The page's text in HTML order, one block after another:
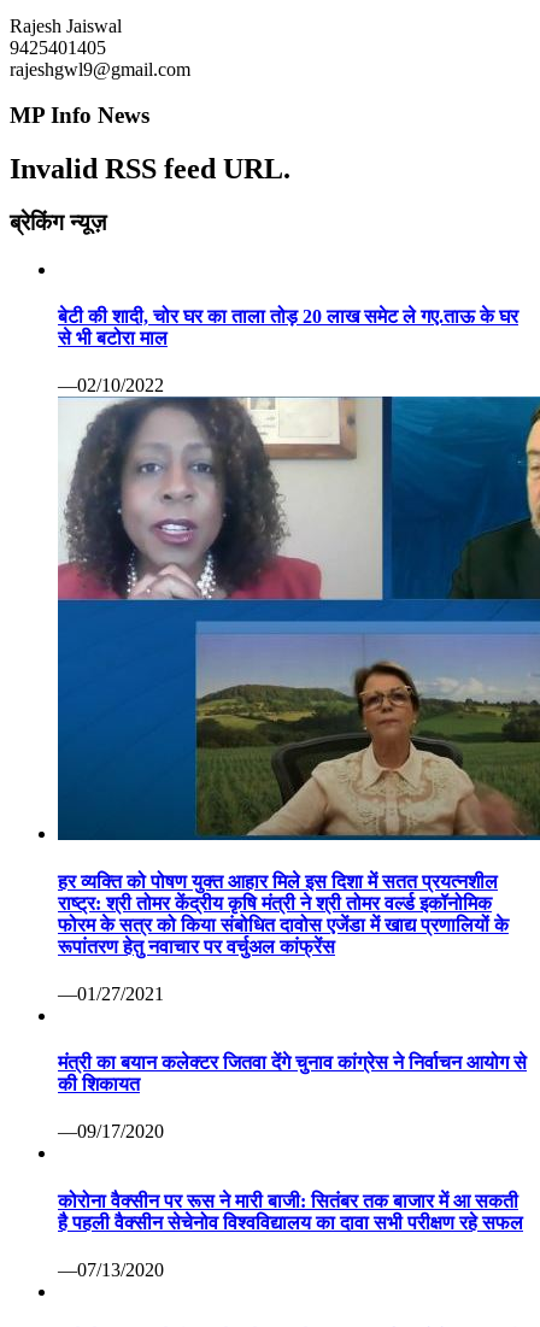
Rajesh Jaiswal
9425401405
rajeshgwl9@gmail.com
MP Info News
Invalid RSS feed URL.
ब्रेकिंग न्यूज़
बेटी की शादी, चोर घर का ताला तोड़ 20 लाख समेट ले गए.ताऊ के घर
से भी बटोरा माल
—02/10/2022
हर व्यक्ति को पोषण युक्त आहार मिले इस दिशा में सतत प्रयत्नशील
राष्ट्र: श्री तोमर केंद्रीय कृषि मंत्री ने श्री तोमर वर्ल्ड इकॉनोमिक
फोरम के सत्र को किया संबोधित दावोस एजेंडा में खाद्य प्रणालियों के
रूपांतरण हेतु नवाचार पर वर्चुअल कांफ्रेंस
—01/27/2021
मंत्री का बयान कलेक्टर जितवा देंगे चुनाव कांग्रेस ने निर्वाचन आयोग से
की शिकायत
—09/17/2020
कोरोना वैक्सीन पर रूस ने मारी बाजी: सितंबर तक बाजार में आ सकती
है पहली वैक्सीन सेचेनोव विश्वविद्यालय का दावा सभी परीक्षण रहे सफल
—07/13/2020